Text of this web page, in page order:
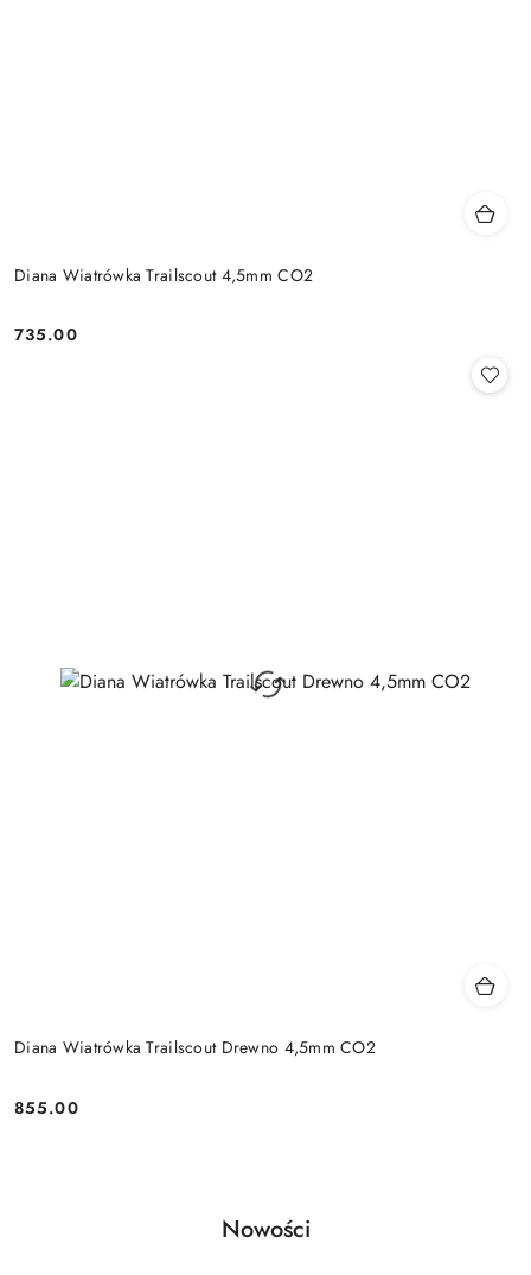
Diana Wiatrówka Trailscout 4,5mm CO2
Cena:
735.00
Diana Wiatrówka Trailscout Drewno 4,5mm CO2
Cena:
855.00
Pomiń karuzelę produktów
Produkty
Nowości